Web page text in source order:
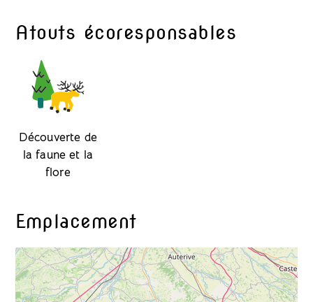
Atouts écoresponsables
Découverte de
la faune et la
flore
Emplacement